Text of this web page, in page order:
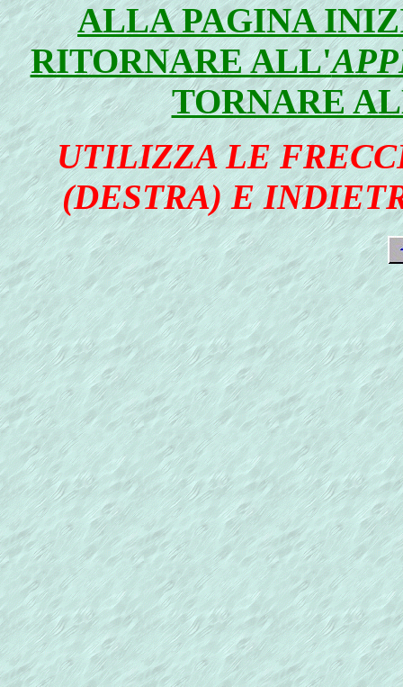
ALLA PAGINA
RITORNARE ALL'
TORNARE
UTILIZZA LE
(DESTRA) E